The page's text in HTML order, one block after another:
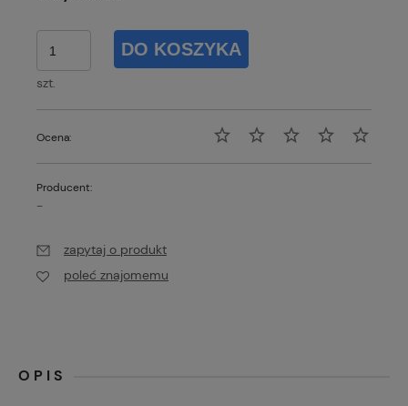
szt.
DO KOSZYKA
Ocena:
Producent:
-
zapytaj o produkt
poleć znajomemu
OPIS